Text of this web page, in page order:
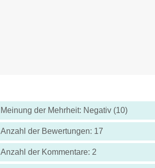
Meinung der Mehrheit: Negativ (10)
Anzahl der Bewertungen: 17
Anzahl der Kommentare: 2